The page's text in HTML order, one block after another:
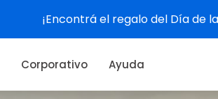
Ver experiencias
Corporativo Ayuda